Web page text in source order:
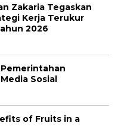
Zakaria Tegaskan
Kerja Terukur
2026
Sosial
of Fruits in a